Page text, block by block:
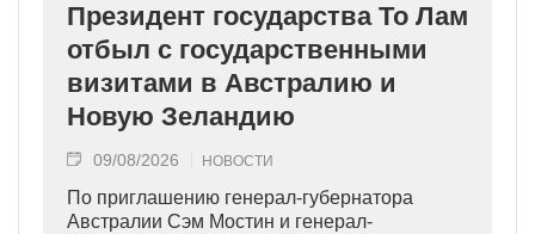
Президент государства То Лам
отбыл с государственными
визитами в Австралию и
Новую Зеландию
09/08/2026 НОВОСТИ
По приглашению генерал-губернатора
Австралии Сэм Мостин и генерал-